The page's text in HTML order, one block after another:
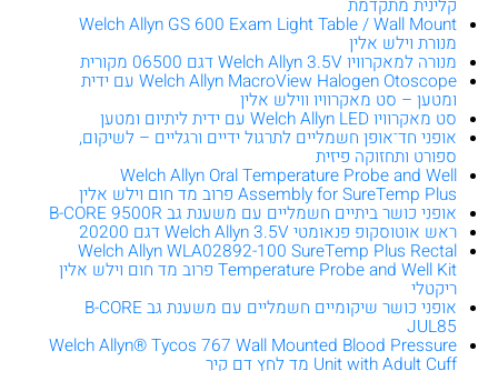
קלינית מתקדמת
Welch Allyn GS 600 Exam Light Table / Wall Mount
מנורת וילש אלין
מנורה למאקרוויו Welch Allyn 3.5V דגם 06500 מקורית
Welch Allyn MacroView Halogen Otoscope עם ידית
ומטען – סט מאקרוויו ווילש אלין
סט מאקרוויו Welch Allyn LED עם ידית ליתיום ומטען
אופני חד־אופן חשמליים לתרגול ידיים ורגליים – לשיקום,
ספורט ותחזוקה פיזית
Welch Allyn Oral Temperature Probe and Well
Assembly for SureTemp Plus פרוב מד חום וילש אלין
אופני כושר ביתיים חשמליים עם משענת גב B-CORE 9500R
ראש אוטוסקופ פנאומטי Welch Allyn ‎3.5V דגם 20200
Welch Allyn WLA02892-100 SureTemp Plus Rectal
Temperature Probe and Well Kit פרוב מד חום וילש אלין
ריקטלי
אופני כושר שיקומיים חשמליים עם משענת גב B-CORE
JUL85
Welch Allyn® Tycos 767 Wall Mounted Blood Pressure
Unit with Adult Cuff מד לחץ דם קיר